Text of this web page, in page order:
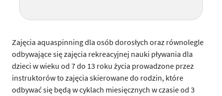
Zajęcia aquaspinning dla osób dorosłych oraz równolegle
odbywające się zajęcia rekreacyjnej nauki pływania dla
dzieci w wieku od 7 do 13 roku życia prowadzone przez
instruktorów to zajęcia skierowane do rodzin, które
odbywać się będą w cyklach miesięcznych w czasie od 3